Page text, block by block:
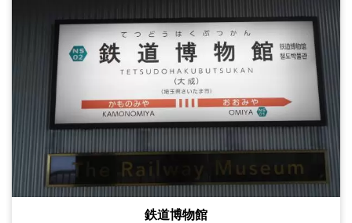
鉄道博物館